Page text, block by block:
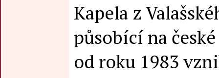
Kapela z
působící na
od roku 1983